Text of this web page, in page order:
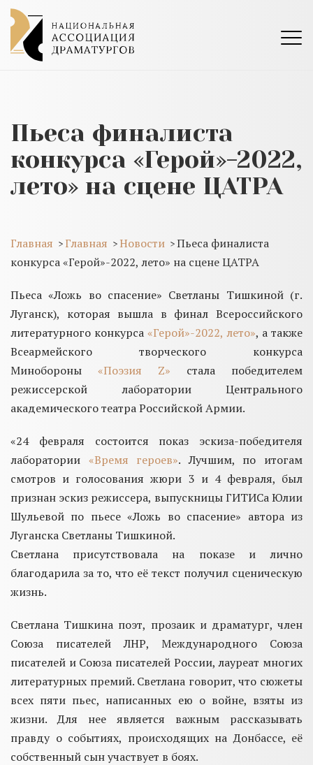
Пьеса финалиста
конкурса «Герой»-2022,
лето» на сцене ЦАТРА
Главная >Главная >Новости >Пьеса финалиста
конкурса «Герой»-2022, лето» на сцене ЦАТРА
Пьеса «Ложь во спасение» Светланы Тишкиной (г.
Луганск), которая вышла в финал Всероссийского
литературного конкурса «Герой»-2022, лето», а также
Всеармейского творческого конкурса
Минобороны «Поэзия Z» стала победителем
режиссерской лаборатории Центрального
академического театра Российской Армии.
«24 февраля состоится показ эскиза-победителя
лаборатории «Время героев». Лучшим, по итогам
смотров и голосования жюри 3 и 4 февраля, был
признан эскиз режиссера, выпускницы ГИТИСа Юлии
Шульевой по пьесе «Ложь во спасение» автора из
Луганска Светланы Тишкиной.
Светлана присутствовала на показе и лично
благодарила за то, что её текст получил сценическую
жизнь.
Светлана Тишкина поэт, прозаик и драматург, член
Союза писателей ЛНР, Международного Союза
писателей и Союза писателей России, лауреат многих
литературных премий. Светлана говорит, что сюжеты
всех пяти пьес, написанных ею о войне, взяты из
жизни. Для нее является важным рассказывать
правду о событиях, происходящих на Донбассе, её
собственный сын участвует в боях.